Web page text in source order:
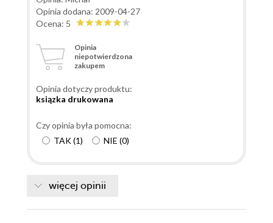
niepotrzebnie te trzy rozdziały się tam znalazły.
Reszta OK.
Opinia dodana: 2009-04-27
Ocena: 5
Opinia
niepotwierdzona
zakupem
Opinia dotyczy produktu:
ksiązka drukowana
Czy opinia była pomocna:
TAK(1) NIE (0)
więcej opinii